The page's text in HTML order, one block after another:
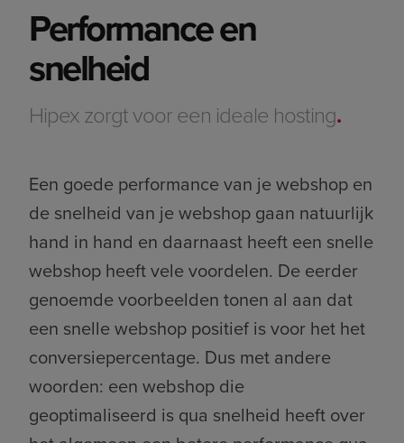
Performance en
snelheid
Hipex zorgt voor een ideale hosting.
Een goede performance van je webshop en
de snelheid van je webshop gaan natuurlijk
hand in hand en daarnaast heeft een snelle
webshop heeft vele voordelen. De eerder
genoemde voorbeelden tonen al aan dat
een snelle webshop positief is voor het het
conversiepercentage. Dus met andere
woorden: een webshop die
geoptimaliseerd is qua snelheid heeft over